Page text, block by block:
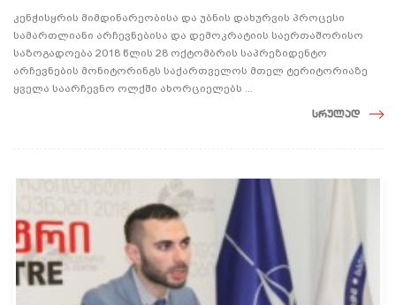
კენჭისყრის მიმდინარეობისა და უბნის დახურვის პროცესი
სამართლიანი არჩევნებისა და დემოკრატიის საერთაშორისო
საზოგადოება 2018 წლის 28 ოქტომბრის საპრეზიდენტო
არჩევნების მონიტორინგს საქართველოს მთელ ტერიტორიაზე
ყველა საარჩევნო ოლქში ახორციელებს ...
სრულად